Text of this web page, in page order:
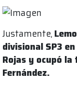
Justamente,
divisional SP3
Rojas y ocupó
Fernández.